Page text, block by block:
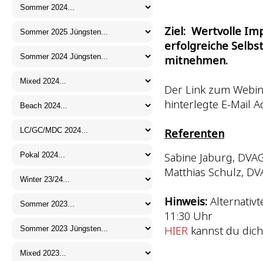
Ziel: Wertvolle
erfolgreiche
mitnehmen.
Der Link zum
hinterlegte E-Mail
Referenten
Sabine Jaburg,
Matthias Schulz,
Hinweis:
11:30 Uhr
HIER kannst du